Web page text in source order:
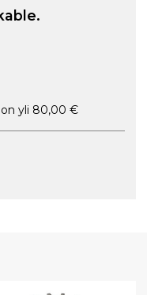
yli 80,00 €